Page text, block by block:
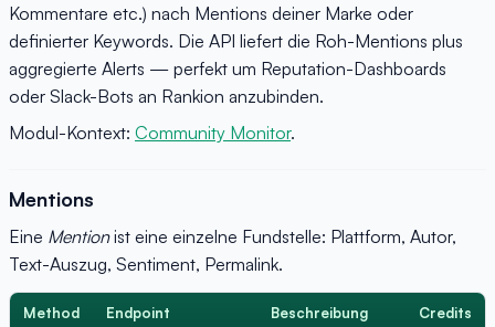
Kommentare etc.) nach Mentions deiner Marke oder
definierter Keywords. Die API liefert die Roh-Mentions plus
aggregierte Alerts — perfekt um Reputation-Dashboards
oder Slack-Bots an Rankion anzubinden.
Modul-Kontext: Community Monitor.
Mentions
Eine Mentionist eine einzelne Fundstelle: Plattform, Autor,
Text-Auszug, Sentiment, Permalink.
Method Endpoint Beschreibung Credits